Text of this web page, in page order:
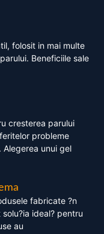
folosit in mai multe
Beneficiile sale
cresterea parului
probleme
unui gel
fabricate ?n
solu?ia ideal? pentru
au